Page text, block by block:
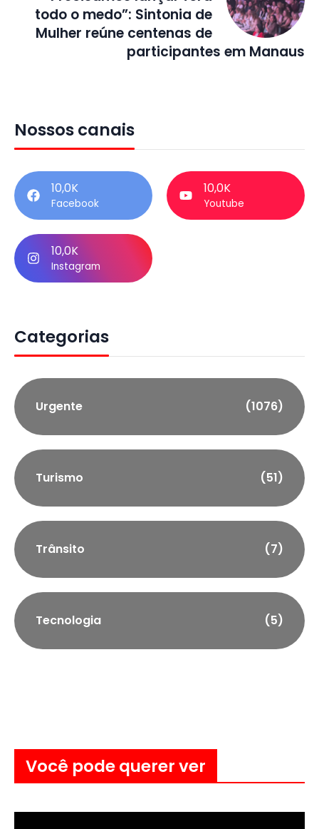
todo o medo”: Sintonia de
Mulher reúne centenas de
participantes em Manaus
Nossos canais
10,0K
Facebook
10,0K
Youtube
10,0K
Instagram
Categorias
Urgente (1076)
Turismo (51)
Trânsito (7)
Tecnologia (5)
Você pode querer ver